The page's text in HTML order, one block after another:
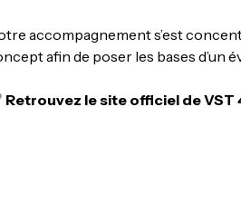
accompagnement s’est
afin de poser les bases d’un
Retrouvez le site officiel de VST